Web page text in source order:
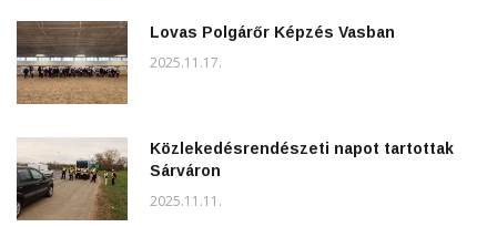
Lovas Polgárőr Képzés Vasban
2025.11.17.
Közlekedésrendészeti napot tartottak
Sárváron
2025.11.11.